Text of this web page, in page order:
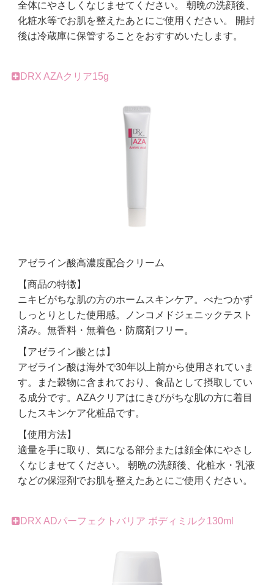
全体にやさしくなじませてください。 朝晩の洗顔後、
化粧水等でお肌を整えたあとにご使用ください。 開封
後は冷蔵庫に保管することをおすすめいたします。
DRX AZAクリア15g
アゼライン酸高濃度配合クリーム
【商品の特徴】
ニキビがちな肌の方のホームスキンケア。べたつかず
しっとりとした使用感。ノンコメドジェニックテスト
済み。無香料・無着色・防腐剤フリー。
【アゼライン酸とは】
アゼライン酸は海外で30年以上前から使用されていま
す。また穀物に含まれており、食品として摂取してい
る成分です。AZAクリアはにきびがちな肌の方に着目
したスキンケア化粧品です。
【使用方法】
適量を手に取り、気になる部分または顔全体にやさし
くなじませてください。 朝晩の洗顔後、化粧水・乳液
などの保湿剤でお肌を整えたあとにご使用ください。
DRX ADパーフェクトバリア ボディミルク130ml